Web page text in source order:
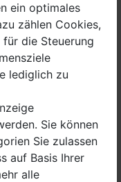
ein optimales
zählen Cookies,
die Steuerung
lediglich zu
Sie können
Sie zulassen
auf Basis Ihrer
alle